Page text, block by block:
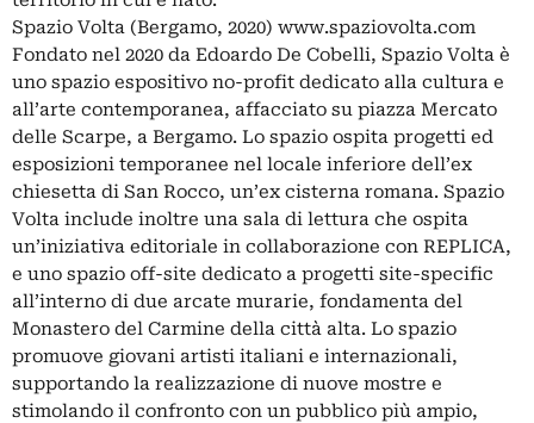
Spazio Volta (Bergamo, 2020) www.spaziovolta.com
Fondato nel 2020 da Edoardo De Cobelli, Spazio Volta è
uno spazio espositivo no-profit dedicato alla cultura e
all’arte contemporanea, affacciato su piazza Mercato
delle Scarpe, a Bergamo. Lo spazio ospita progetti ed
esposizioni temporanee nel locale inferiore dell’ex
chiesetta di San Rocco, un’ex cisterna romana. Spazio
Volta include inoltre una sala di lettura che ospita
un’iniziativa editoriale in collaborazione con REPLICA,
e uno spazio off-site dedicato a progetti site-specific
all’interno di due arcate murarie, fondamenta del
Monastero del Carmine della città alta. Lo spazio
promuove giovani artisti italiani e internazionali,
supportando la realizzazione di nuove mostre e
stimolando il confronto con un pubblico più ampio,